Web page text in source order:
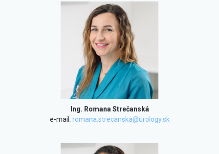
Ing. Romana Strečanská
e-mail: romana.strecanska@urology.sk